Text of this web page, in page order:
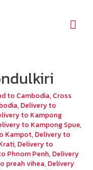
to Cambodia, Cross
, Delivery to
to Kampong
to Kampong Spue,
Kampot, Delivery to
, Delivery to
Phnom Penh, Delivery
preah vihea, Delivery